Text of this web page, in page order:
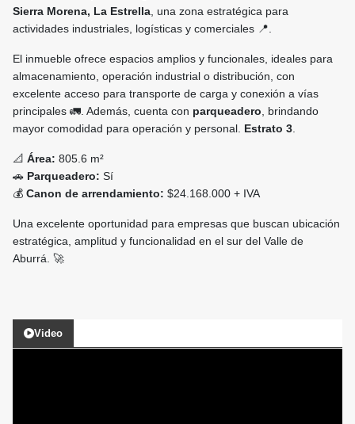
Sierra Morena, La Estrella , una zona estratégica para
actividades industriales, logísticas y comerciales 📍.
El inmueble ofrece espacios amplios y funcionales, ideales para
almacenamiento, operación industrial o distribución, con
excelente acceso para transporte de carga y conexión a vías
principales 🚛. Además, cuenta con parqueadero , brindando
mayor comodidad para operación y personal. Estrato 3
📐 Área: 805.6 m²
🚗 Parqueadero: Sí
💰 Canon de arrendamiento: $24.168.000 + IVA
Una excelente oportunidad para empresas que buscan ubicación
estratégica, amplitud y funcionalidad en el sur del Valle de
Aburrá. 🚀
Video